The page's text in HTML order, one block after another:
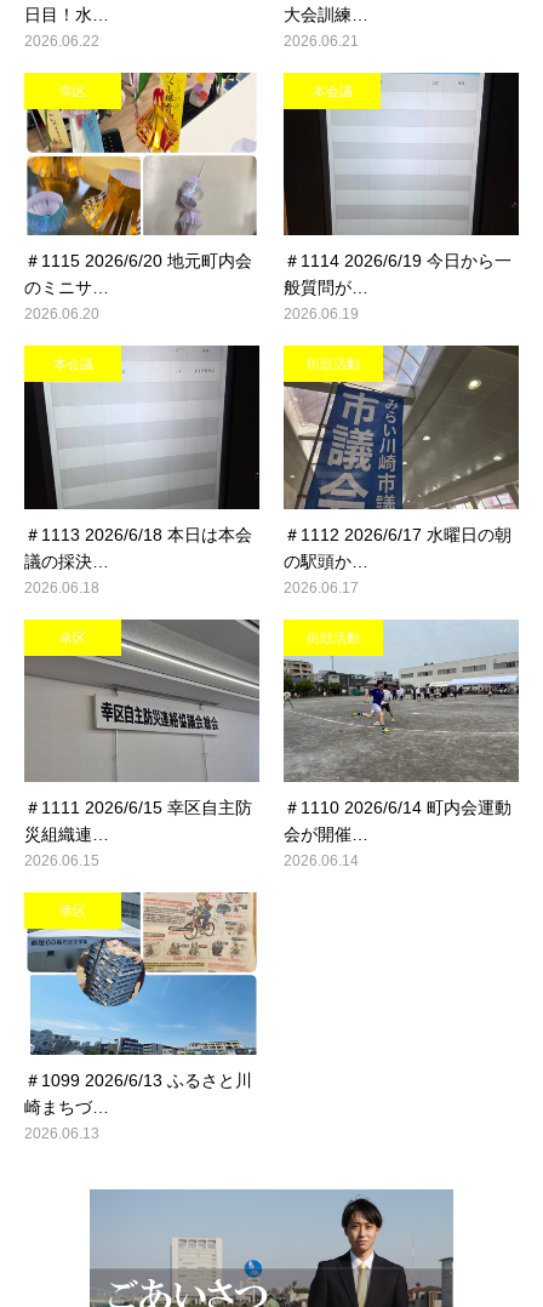
日目！水…
2026.06.22
大会訓練…
2026.06.21
幸区
＃1115 2026/6/20 地元町内会
のミニサ…
2026.06.20
本会議
＃1114 2026/6/19 今日から一
般質問が…
2026.06.19
本会議
＃1113 2026/6/18 本日は本会
議の採決…
2026.06.18
街頭活動
＃1112 2026/6/17 水曜日の朝
の駅頭か…
2026.06.17
幸区
＃1111 2026/6/15 幸区自主防
災組織連…
2026.06.15
街頭活動
＃1110 2026/6/14 町内会運動
会が開催…
2026.06.14
幸区
＃1099 2026/6/13 ふるさと川
崎まちづ…
2026.06.13